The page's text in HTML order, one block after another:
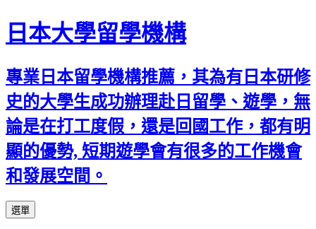
日本大學留學機構
專業日本留學機構推薦，其為有日本研修
史的大學生成功辦理赴日留學、遊學，無
論是在打工度假，還是回國工作，都有明
顯的優勢, 短期遊學會有很多的工作機會
和發展空間。
選單